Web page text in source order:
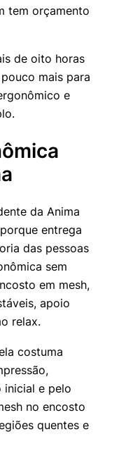
tem orçamento
de oito horas
mais para
e
da Anima
entrega
das pessoas
sem
em mesh,
apoio
relax.
costuma
e pelo
no encosto
quentes e